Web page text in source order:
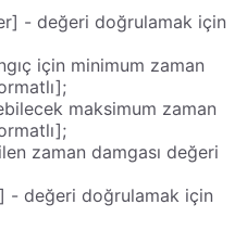
- değeri doğrulamak için
için minimum zaman
maksimum zaman
zaman damgası değeri
- değeri doğrulamak için